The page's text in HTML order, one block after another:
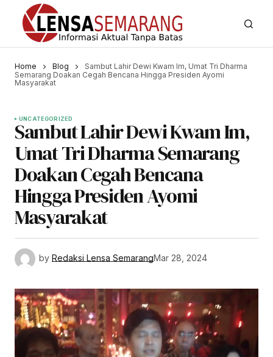
Home Blog
Sambut Lahir Dewi Kwam Im, Umat Tri Dharma
Semarang Doakan Cegah Bencana Hingga Presiden Ayomi
Masyarakat
UNCATEGORIZED
Sambut Lahir Dewi Kwam Im,
Umat Tri Dharma Semarang
Doakan Cegah Bencana
Hingga Presiden Ayomi
Masyarakat
by Redaksi Lensa SemarangMar 28, 2024